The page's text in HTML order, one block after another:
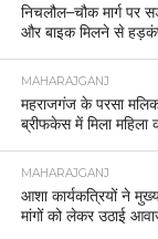
निचलौल–चौक मार्ग पर
और बाइक मिलने से
MAHARAJGANJ
महराजगंज के परसा
ब्रीफकेस में मिला महिला
MAHARAJGANJ
आशा कार्यकत्रियों ने
मांगों को लेकर उठाई